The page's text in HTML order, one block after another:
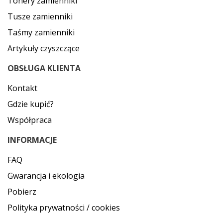
Tusze zamienniki
Taśmy zamienniki
Artykuły czyszczące
OBSŁUGA KLIENTA
Kontakt
Gdzie kupić?
Współpraca
INFORMACJE
FAQ
Gwarancja i ekologia
Pobierz
Polityka prywatności / cookies